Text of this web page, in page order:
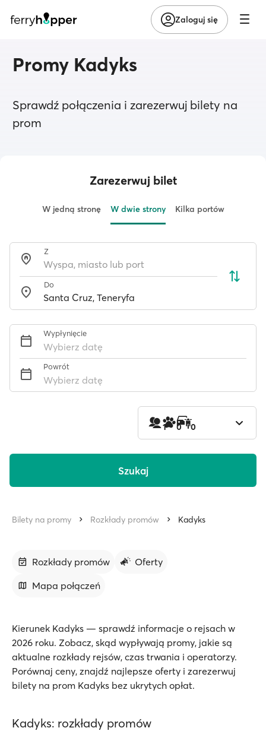
Zaloguj się
Promy Kadyks
Sprawdź połączenia i zarezerwuj bilety na
prom
Zarezerwuj bilet
W jedną stronę W dwie strony Kilka portów
Z
Do
Wypłynięcie
Wybierz datę
Powrót
Wybierz datę
1 0 0
Szukaj
Bilety na promy Rozkłady promów Kadyks
Rozkłady promów
Oferty
Mapa połączeń
Kierunek Kadyks — sprawdź informacje o rejsach w
2026 roku. Zobacz, skąd wypływają promy, jakie są
aktualne rozkłady rejsów, czas trwania i operatorzy.
Porównaj ceny, znajdź najlepsze oferty i zarezerwuj
bilety na prom Kadyks bez ukrytych opłat.
Kadyks: rozkłady promów